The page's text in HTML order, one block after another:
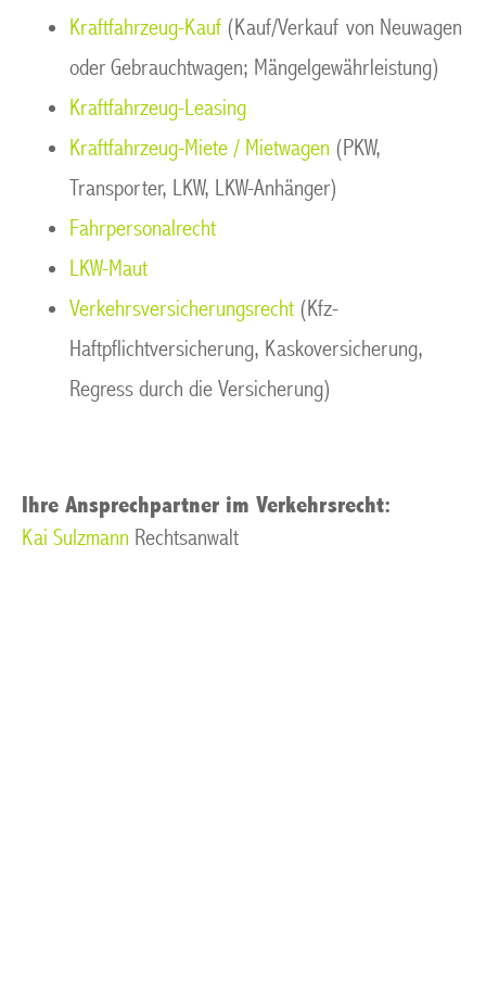
Kraftfahrzeug-Kauf (Kauf/Verkauf von Neuwagen
oder Gebrauchtwagen; Mängelgewährleistung)
Kraftfahrzeug-Leasing
Kraftfahrzeug-Miete / Mietwagen (PKW,
Transporter, LKW, LKW-Anhänger)
Fahrpersonalrecht
LKW-Maut
Verkehrsversicherungsrecht (Kfz-
Haftpflichtversicherung, Kaskoversicherung,
Regress durch die Versicherung)
Ihre Ansprechpartner im Verkehrsrecht:
Kai Sulzmann Rechtsanwalt